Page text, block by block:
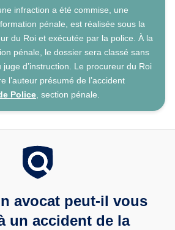
infraction a été commise, une
pénale, est réalisée sous la
du Roi et exécutée par la police. À la
pénale, le dossier sera classé sans
d’instruction. Le procureur du Roi
l’auteur présumé de l’accident
Police, section pénale.
avocat peut-il vous
un accident de la